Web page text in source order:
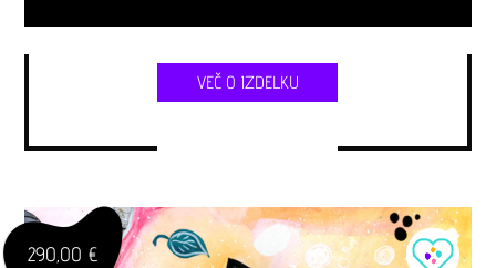
VEČ O IZDELKU
290,00 €